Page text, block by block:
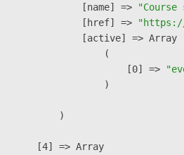
            [name] =>
            [href] =>
            [active] => Array
                (
                    [0] =>
                )
        )
    [4] => Array